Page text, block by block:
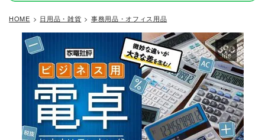
HOME 日用品・雑貨 事務用品・オフィス用品